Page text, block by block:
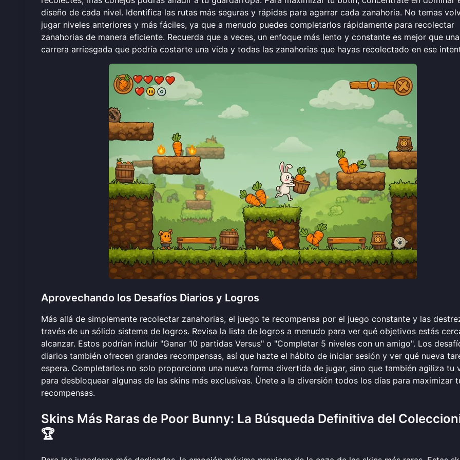
diseño de cada nivel. Identifica las rutas más seguras y rápidas para agarrar cada zanahoria. No temas
jugar niveles anteriores y más fáciles, ya que a menudo puedes completarlos rápidamente para recolectar
zanahorias de manera eficiente. Recuerda que a veces, un enfoque más lento y constante es mejor que una
carrera arriesgada que podría costarte una vida y todas las zanahorias que hayas recolectado en ese
Aprovechando los Desafíos Diarios y Logros
Más allá de simplemente recolectar zanahorias, el juego te recompensa por el juego constante y las
través de un sólido sistema de logros. Revisa la lista de logros a menudo para ver qué objetivos estás
alcanzar. Estos podrían incluir "Ganar 10 partidas Versus" o "Completar 5 niveles con un amigo". Los
diarios también ofrecen grandes recompensas, así que hazte el hábito de iniciar sesión y ver qué nueva
espera. Completarlos no solo proporciona una nueva forma divertida de jugar, sino que también agiliza tu
para desbloquear algunas de las skins más exclusivas. Únete a la diversión todos los días para maximizar
recompensas.
Skins Más Raras de Poor Bunny: La Búsqueda Definitiva del
🏆